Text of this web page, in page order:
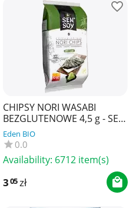
CHIPSY NORI WASABI
BEZGLUTENOWE 4,5 g - SEN
SOY
Eden BIO
0.0
Availability: 6712 item(s)
305 zł